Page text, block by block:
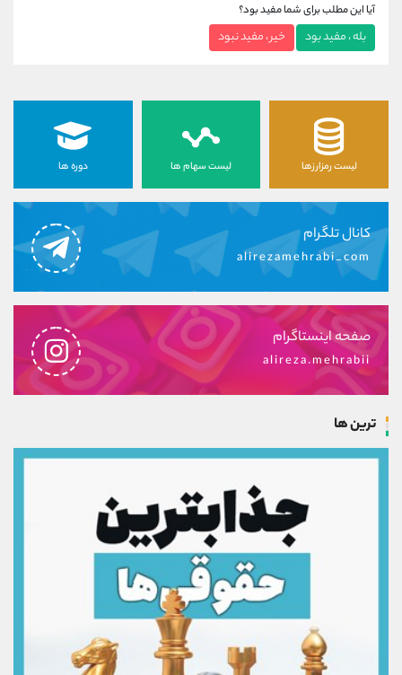
آیا این مطلب برای شما مفید بود؟
بله ، مفید بود خیر ، مفید نبود
لیست رمزارزها لیست سهام ها دوره ها
کانال تلگرام
alirezamehrabi_com
صفحه اینستاگرام
alireza.mehrabii
ترین ها